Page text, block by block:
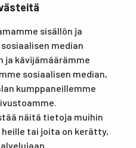
sisällön ja
median
ja kävijämäärämme
sosiaalisen median,
kumppaneillemme
näitä tietoja muihin
tai joita on kerätty,
joka tarjoaa puitteet niin
kansainvälisen tason
on myös virallinen
ja jääurheilulajeissa sekä